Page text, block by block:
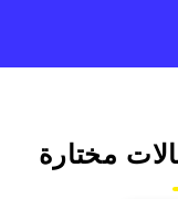
مختارة